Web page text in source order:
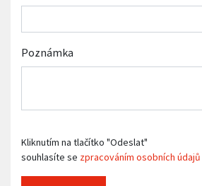
Poznámka
Kliknutím na tlačítko "Odeslat"
souhlasíte se zpracováním osobních údajů